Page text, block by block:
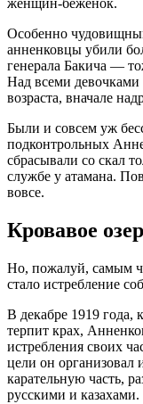
женщин-беженок.
Особенно
анненковцы убили
генерала Бакича —
Над всеми девочками
возраста, вначале
Были и совсем уж
подконтрольных
сбрасывали со скал
службе у атамана.
вовсе.
Кровавое
Но, пожалуй, самым
стало истребление
В декабре 1919 года,
терпит крах,
истребления своих
цели он организовал
карательную часть,
русскими и казахами.